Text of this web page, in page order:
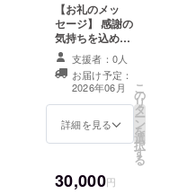
【お礼のメッ
セージ】 感謝の
気持ちを込め
て、お礼のメッ
セージをお送り
します。 ※この
リターンは1000
円のリターンと
同じ内容になり
支援者：0人
お届け予定：
2026年06月
詳細を見る
こ
の
リ
タ
ー
ン
を
選
択
す
る
30,000円